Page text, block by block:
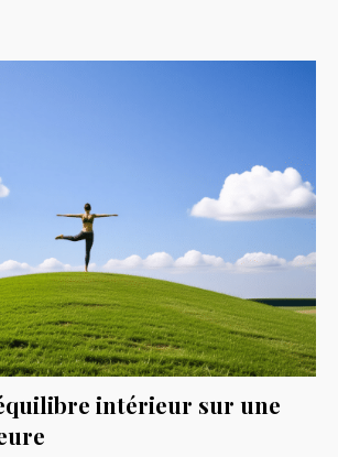
intérieur sur une